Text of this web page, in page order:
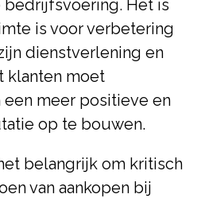
bedrijfsvoering. Het is
is voor verbetering
dienstverlening en
klanten moet
meer positieve en
op te bouwen.
belangrijk om kritisch
van aankopen bij